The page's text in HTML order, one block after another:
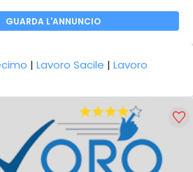
GUARDA L'ANNUNCIO
|Lavoro Sacile |Lavoro